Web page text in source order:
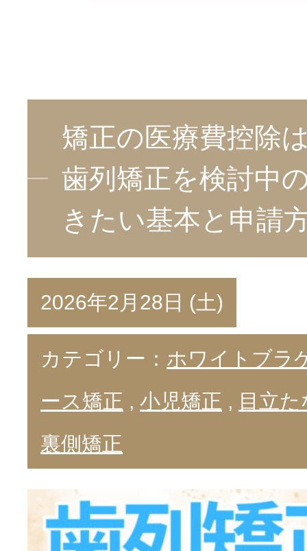
矯正の医療費控除
歯列矯正を検討中
きたい基本と申請
2026年2月28日 (土)
カテゴリー： ホワイトブラ
ース矯正 , 小児矯正 , 目立
裏側矯正